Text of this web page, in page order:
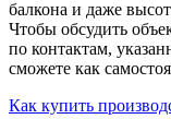
балкона и даже
Чтобы обсудить
по контактам,
сможете как
Как купить